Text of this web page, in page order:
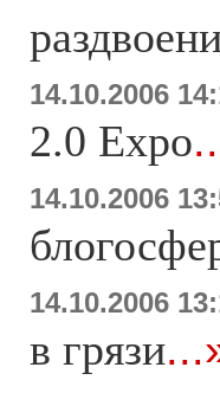
14.10.2006
2.0 Expo
14.10.2006
14.10.2006
в грязи